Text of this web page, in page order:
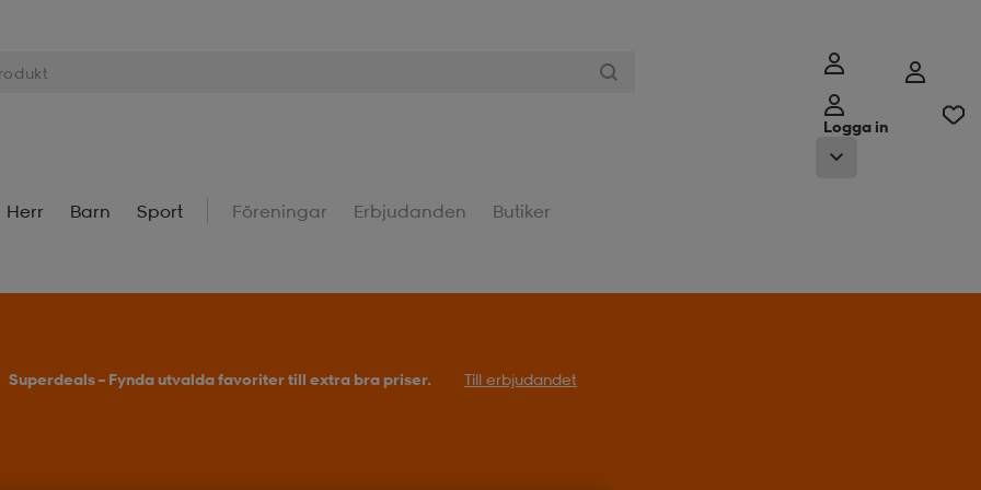
Logga in
Herr Barn Sport Föreningar Erbjudanden Butiker
Superdeals – Fynda utvalda favoriter till extra bra priser. Till erbjudandet